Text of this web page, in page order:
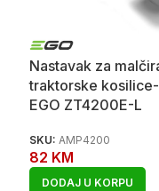
Nastavak za
traktorske
EGO ZT4200E-L
SKU: AMP4200
82 KM
DODAJ U KORPU